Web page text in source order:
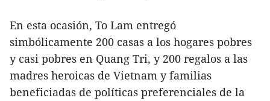
En esta ocasión, To Lam entregó
simbólicamente 200 casas a los hogares pobres
y casi pobres en Quang Tri, y 200 regalos a las
madres heroicas de Vietnam y familias
beneficiadas de políticas preferenciales de la